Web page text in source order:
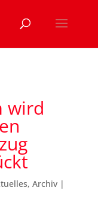
wird
, Archiv|